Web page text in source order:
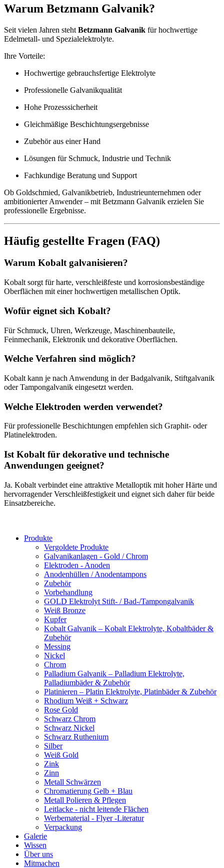
Warum Betzmann Galvanik?
Seit vielen Jahren steht Betzmann Galvanik für hochwertige
Edelmetall- und Spezialelektrolyte.
Ihre Vorteile:
Hochwertige gebrauchsfertige Elektrolyte
Professionelle Galvanikqualität
Hohe Prozesssicherheit
Gleichmäßige Beschichtungsergebnisse
Zubehör aus einer Hand
Lösungen für Schmuck, Industrie und Technik
Fachkundige Beratung und Support
Ob Goldschmied, Galvanikbetrieb, Industrieunternehmen oder
ambitionierter Anwender – mit Betzmann Galvanik erzielen Sie
professionelle Ergebnisse.
Häufig gestellte Fragen (FAQ)
Warum Kobalt galvanisieren?
Kobalt sorgt für harte, verschleißfeste und korrosionsbeständige
Oberflächen mit einer hochwertigen metallischen Optik.
Wofür eignet sich Kobalt?
Für Schmuck, Uhren, Werkzeuge, Maschinenbauteile,
Feinmechanik, Elektronik und dekorative Oberflächen.
Welche Verfahren sind möglich?
Kobalt kann je nach Anwendung in der Badgalvanik, Stiftgalvanik
oder Tampongalvanik eingesetzt werden.
Welche Elektroden werden verwendet?
Für professionelle Beschichtungen empfehlen sich Graphit- oder
Platinelektroden.
Ist Kobalt für dekorative und technische
Anwendungen geeignet?
Ja. Kobalt verbindet eine attraktive Metalloptik mit hoher Härte und
hervorragender Verschleißfestigkeit und eignet sich daher für beide
Einsatzbereiche.
Produkte
Vergoldete Produkte
Galvanikanlagen - Gold / Chrom
Elektroden - Anoden
Anodenhüllen / Anodentampons
Zubehör
Vorbehandlung
GOLD Elektrolyt Stift- / Bad-/Tampongalvanik
Weiß Bronze
Kupfer
Kobalt Galvanik – Kobalt Elektrolyte, Kobaltbäder &
Zubehör
Messing
Nickel
Chrom
Palladium Galvanik – Palladium Elektrolyte,
Palladiumbäder & Zubehör
Platinieren – Platin Elektrolyte, Platinbäder & Zubehör
Rhodium Weiß + Schwarz
Rose Gold
Schwarz Chrom
Schwarz Nickel
Schwarz Ruthenium
Silber
Weiß Gold
Zink
Zinn
Metall Schwärzen
Chromatierung Gelb + Blau
Metall Polieren & Pflegen
Leitlacke - nicht leitende Flächen
Werbematerial - Flyer -Literatur
Verpackung
Galerie
Wissen
Über uns
Mitmachen